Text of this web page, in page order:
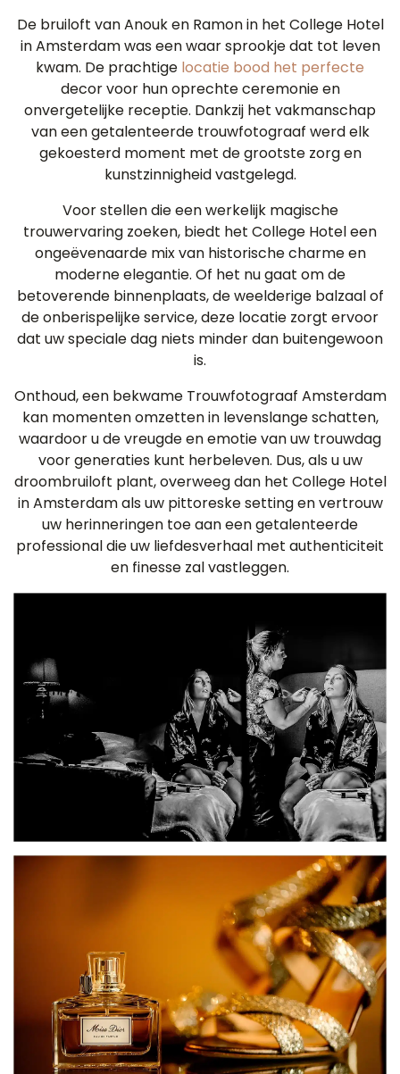
De bruiloft van Anouk en Ramon in het College Hotel
in Amsterdam was een waar sprookje dat tot leven
kwam. De prachtige locatie bood het perfecte
decor voor hun oprechte ceremonie en
onvergetelijke receptie. Dankzij het vakmanschap
van een getalenteerde trouwfotograaf werd elk
gekoesterd moment met de grootste zorg en
kunstzinnigheid vastgelegd.
Voor stellen die een werkelijk magische
trouwervaring zoeken, biedt het College Hotel een
ongeëvenaarde mix van historische charme en
moderne elegantie. Of het nu gaat om de
betoverende binnenplaats, de weelderige balzaal of
de onberispelijke service, deze locatie zorgt ervoor
dat uw speciale dag niets minder dan buitengewoon
is.
Onthoud, een bekwame Trouwfotograaf Amsterdam
kan momenten omzetten in levenslange schatten,
waardoor u de vreugde en emotie van uw trouwdag
voor generaties kunt herbeleven. Dus, als u uw
droombruiloft plant, overweeg dan het College Hotel
in Amsterdam als uw pittoreske setting en vertrouw
uw herinneringen toe aan een getalenteerde
professional die uw liefdesverhaal met authenticiteit
en finesse zal vastleggen.